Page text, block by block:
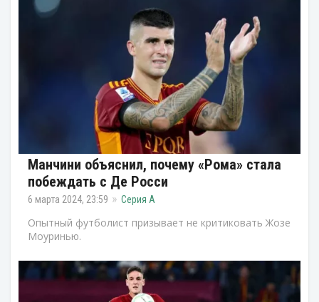
Манчини объяснил, почему «Рома» стала
побеждать с Де Росси
6 марта 2024, 23:59 Серия А
Опытный футболист призывает не критиковать Жозе
Моуринью.